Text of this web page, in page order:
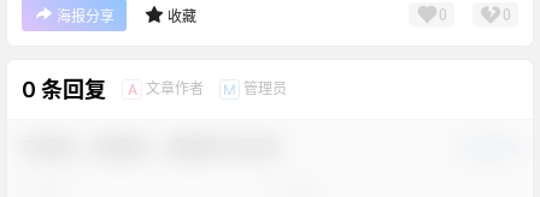
海报分享 收藏 0 0
0 条回复 A 文章作者 M 管理员